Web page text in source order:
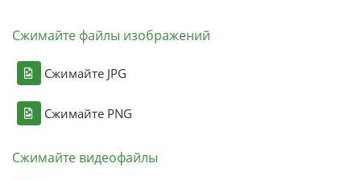
Сжимайте файлы изображений
Сжимайте JPG
Сжимайте PNG
Сжимайте видеофайлы